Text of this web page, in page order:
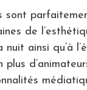
sont
de
ainsi qu’à
plus